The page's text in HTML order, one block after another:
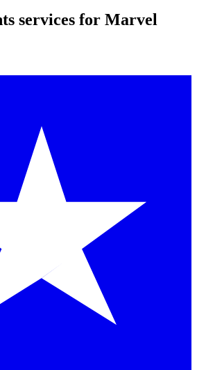
services for Marvel